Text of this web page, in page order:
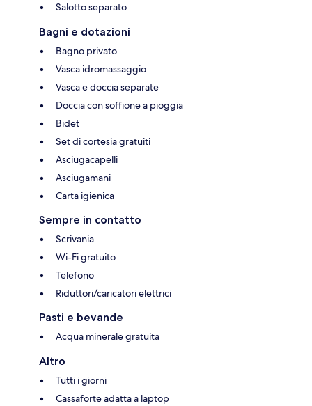
Salotto separato
Bagni e dotazioni
Bagno privato
Vasca idromassaggio
Vasca e doccia separate
Doccia con soffione a pioggia
Bidet
Set di cortesia gratuiti
Asciugacapelli
Asciugamani
Carta igienica
Sempre in contatto
Scrivania
Wi-Fi gratuito
Telefono
Riduttori/caricatori elettrici
Pasti e bevande
Acqua minerale gratuita
Altro
Tutti i giorni
Cassaforte adatta a laptop